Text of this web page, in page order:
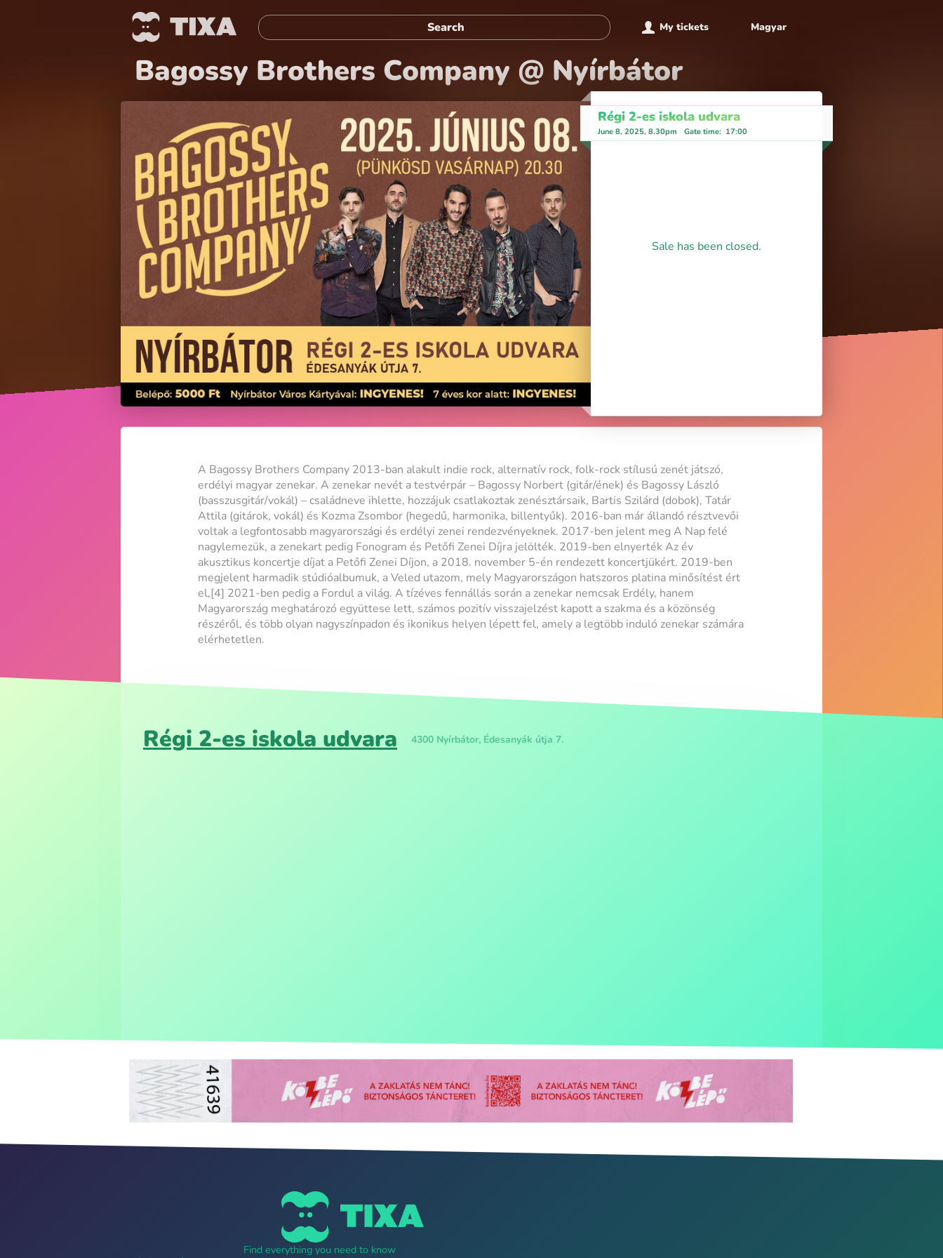
My tickets Magyar
Bagossy Brothers Company @ Nyírbátor
Régi 2-es iskola udvara
June 8, 2025, 8.30pm Gate time: 17:00
Sale has been closed.
A Bagossy Brothers Company 2013-ban alakult indie rock, alternatív rock, folk-rock stílusú zenét játszó,
erdélyi magyar zenekar. A zenekar nevét a testvérpár – Bagossy Norbert (gitár/ének) és Bagossy László
(basszusgitár/vokál) – családneve ihlette, hozzájuk csatlakoztak zenésztársaik, Bartis Szilárd (dobok), Tatár
Attila (gitárok, vokál) és Kozma Zsombor (hegedű, harmonika, billentyűk). 2016-ban már állandó résztvevői
voltak a legfontosabb magyarországi és erdélyi zenei rendezvényeknek. 2017-ben jelent meg A Nap felé
nagylemezük, a zenekart pedig Fonogram és Petőfi Zenei Díjra jelölték. 2019-ben elnyerték Az év
akusztikus koncertje díjat a Petőfi Zenei Díjon, a 2018. november 5-én rendezett koncertjükért. 2019-ben
megjelent harmadik stúdióalbumuk, a Veled utazom, mely Magyarországon hatszoros platina minősítést ért
el,[4] 2021-ben pedig a Fordul a világ. A tízéves fennállás során a zenekar nemcsak Erdély, hanem
Magyarország meghatározó együttese lett, számos pozitív visszajelzést kapott a szakma és a közönség
részéről, és több olyan nagyszínpadon és ikonikus helyen lépett fel, amely a legtöbb induló zenekar számára
elérhetetlen.
Régi 2-es iskola udvara 4300 Nyírbátor, Édesanyák útja 7.
Find everything you need to know